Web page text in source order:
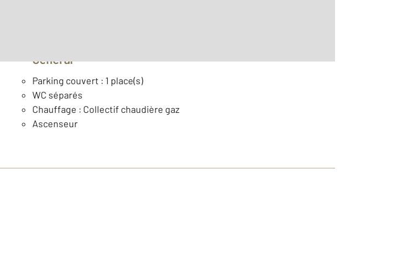
Général
Parking couvert : 1 place(s)
WC séparés
Chauffage : Collectif chaudière gaz
Ascenseur